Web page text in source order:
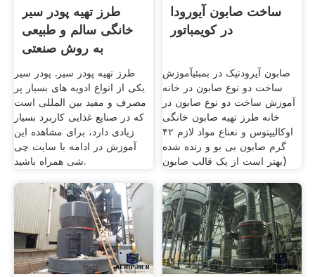
طرز تهیه پودر سیر
خانگی سالم و طبیعی
به روش صنعتی
طرز تهیه پودر سیر. پودر سیر
یکی از انواع ادویه های بسیار پر
مصرف و مفید بین المللی است
که در صنایع غذایی کاربرد بسیار
زیادی دارد، برای مشاهده این
آموزش در ادامه با سایت چی
شی همراه باشید.
ساخت صابون آیورودا
در کویمباتور
صابون آیرودتیک در بمبئیآموزش
ساخت دو نوع صابون در خانه
آموزش ساخت دو نوع صابون در
خانه طرز تهیه صابون خانگی
اوکالیپتوس و نعناع مواد لازم ۴۲
گرم صابون بی بو و رنده شده
(بهتر است از یک قالب صابون